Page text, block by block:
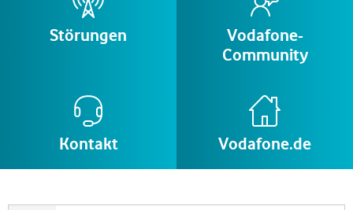
Störungen
Vodafone-
Community
Kontakt Vodafone.de